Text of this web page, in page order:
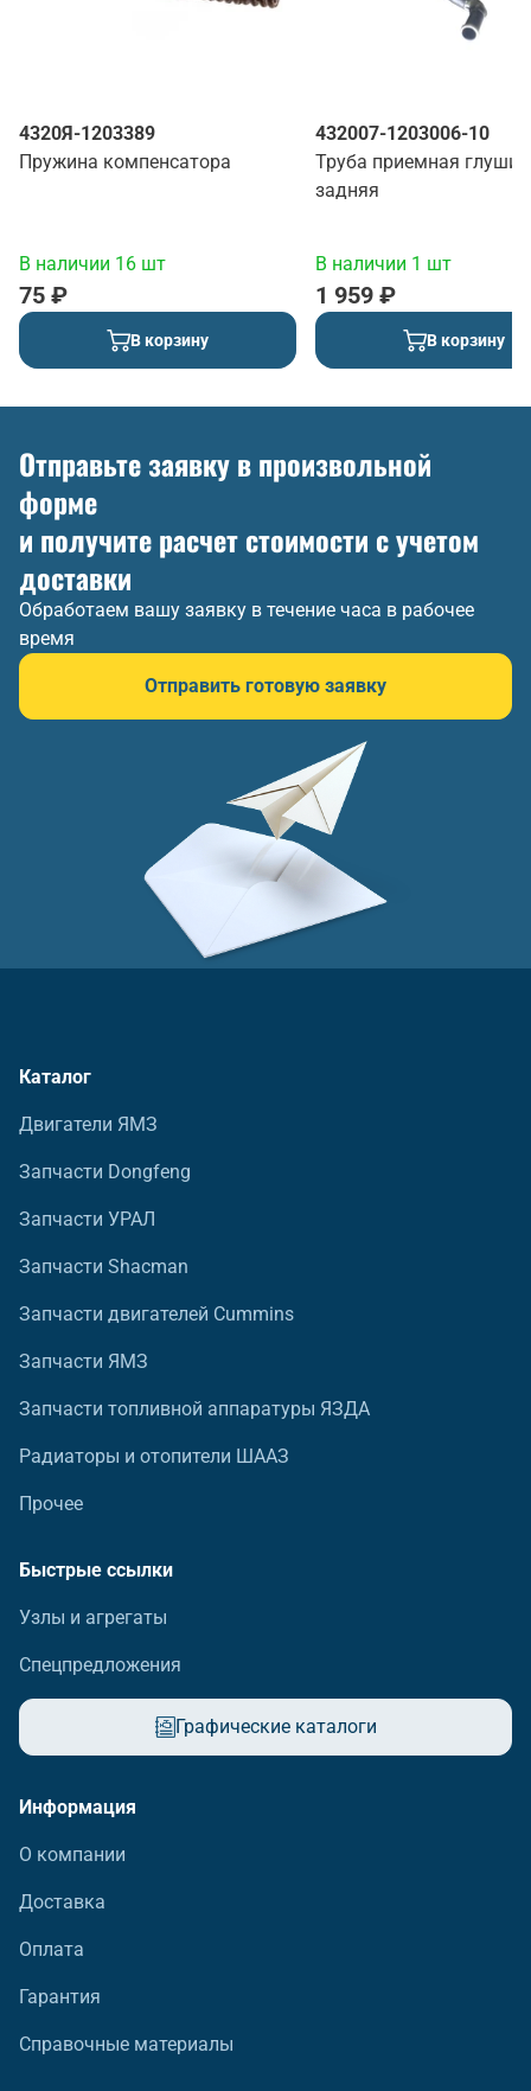
4320Я-1203389
Пружина компенсатора
В наличии 16 шт
75 ₽
В корзину
432007-1203006-10
Труба приемная
задняя
В наличии 1 шт
1 959 ₽
В корзину
Отправьте заявку в произвольной
форме
и получите расчет стоимости с учетом
доставки
Обработаем вашу заявку в течение часа в рабочее
время
Отправить готовую заявку
Каталог
Двигатели ЯМЗ
Запчасти Dongfeng
Запчасти УРАЛ
Запчасти Shacman
Запчасти двигателей Cummins
Запчасти ЯМЗ
Запчасти топливной аппаратуры ЯЗДА
Радиаторы и отопители ШААЗ
Прочее
Быстрые ссылки
Узлы и агрегаты
Спецпредложения
Графические каталоги
Информация
О компании
Доставка
Оплата
Гарантия
Справочные материалы